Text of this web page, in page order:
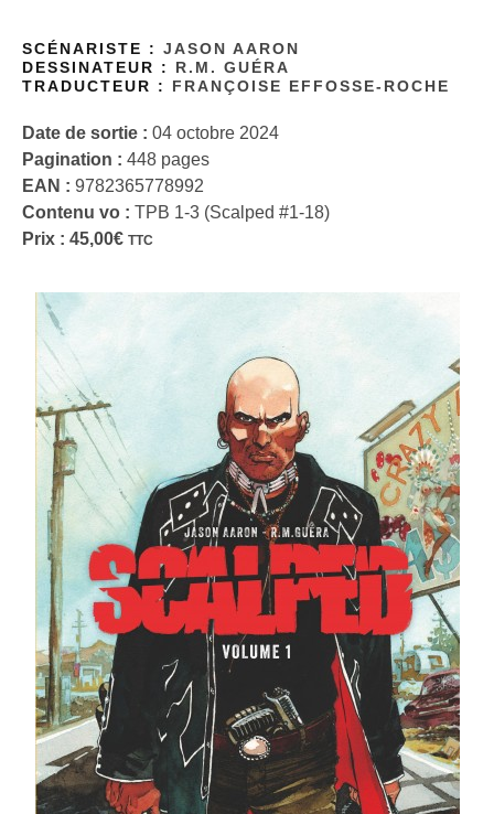
SCÉNARISTE : JASON AARON
DESSINATEUR :
R.M. GUÉRA
TRADUCTEUR :
FRANÇOISE EFFOSSE-ROCHE
Date de sortie : 04 octobre 2024
Pagination : 448 pages
EAN : 9782365778992
Contenu vo : TPB 1-3 (Scalped #1-18)
Prix : 45,00€ TTC